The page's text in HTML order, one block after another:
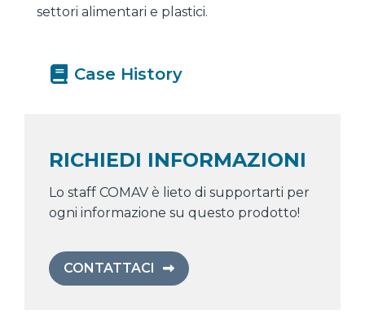
settori alimentari e plastici.
Case History
RICHIEDI INFORMAZIONI
Lo staff COMAV è lieto di supportarti per
ogni informazione su questo prodotto!
CONTATTACI